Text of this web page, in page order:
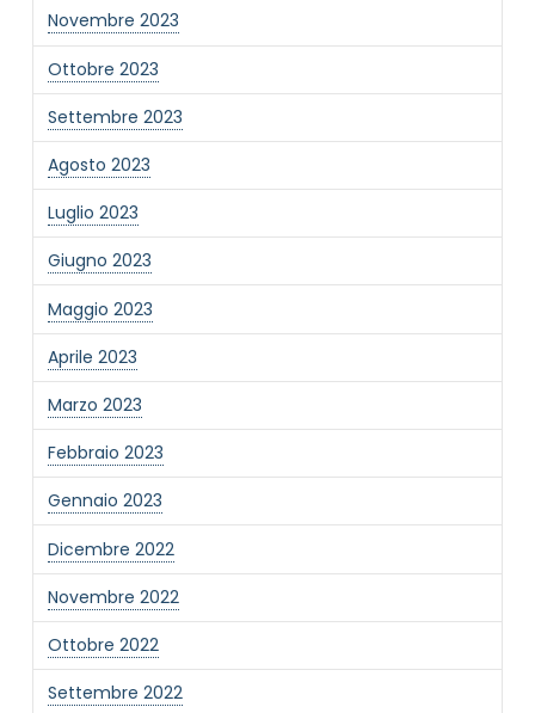
Novembre 2023
Ottobre 2023
Settembre 2023
Agosto 2023
Luglio 2023
Giugno 2023
Maggio 2023
Aprile 2023
Marzo 2023
Febbraio 2023
Gennaio 2023
Dicembre 2022
Novembre 2022
Ottobre 2022
Settembre 2022